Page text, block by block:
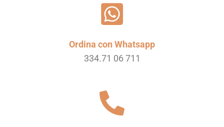
Ordina con Whatsapp
334.71 06 711